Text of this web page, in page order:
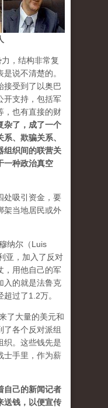
，结构非常复
说不清楚的。
接受到了以奥巴
开支持，包括军
，也有直接的财
杂了，成了一个
、欺骗关系、
组织间的联营关
一种政治真空
处吸引资金，要
架当地居民或外
纳尔（Luis
亚，加入了反对
，用他自己的军
入的就是法鲁克
过了1.2万。
了大量的美元和
了各个反对派组
织。这些钱先是
士手里，作为薪
自己的新闻记者
送钱，以便宣传